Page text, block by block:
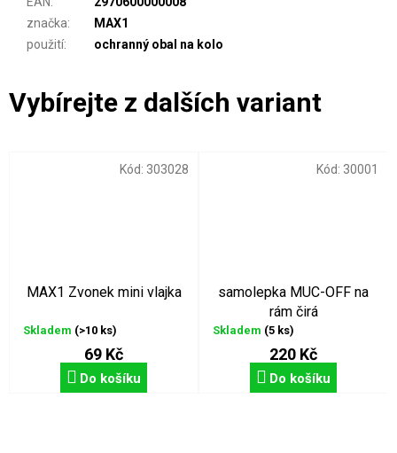
značka:
MAX1
použití: ochranný obal na kolo
MAX1 Zvonek mini vlajka
Skladem (>10 ks)
69 Kč
Do košíku
Kód: 303028
samolepka MUC-OFF na
rám čirá
Skladem (5 ks)
220 Kč
Do košíku
Kód: 30001